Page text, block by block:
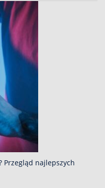
Przegląd najlepszych